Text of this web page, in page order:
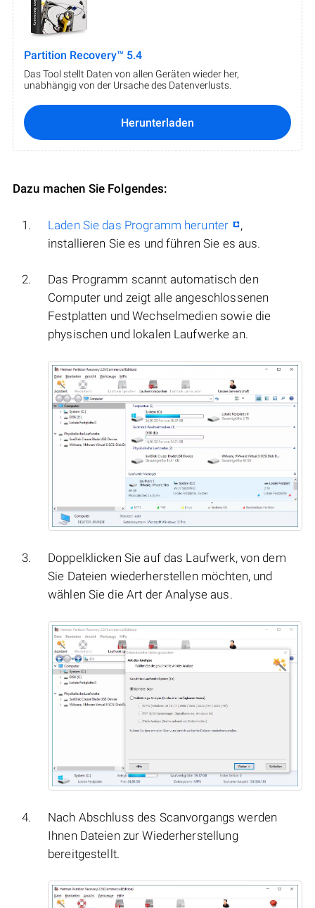
Partition Recovery™ 5.4
Das Tool stellt Daten von allen Geräten wieder her,
unabhängig von der Ursache des Datenverlusts.
Herunterladen
Dazu machen Sie Folgendes:
Laden Sie das Programm herunter
,
installieren Sie es und führen Sie es aus.
Das Programm scannt automatisch den
Computer und zeigt alle angeschlossenen
Festplatten und Wechselmedien sowie die
physischen und lokalen Laufwerke an.
Doppelklicken Sie auf das Laufwerk, von dem
Sie Dateien wiederherstellen möchten, und
wählen Sie die Art der Analyse aus.
Nach Abschluss des Scanvorgangs werden
Ihnen Dateien zur Wiederherstellung
bereitgestellt.